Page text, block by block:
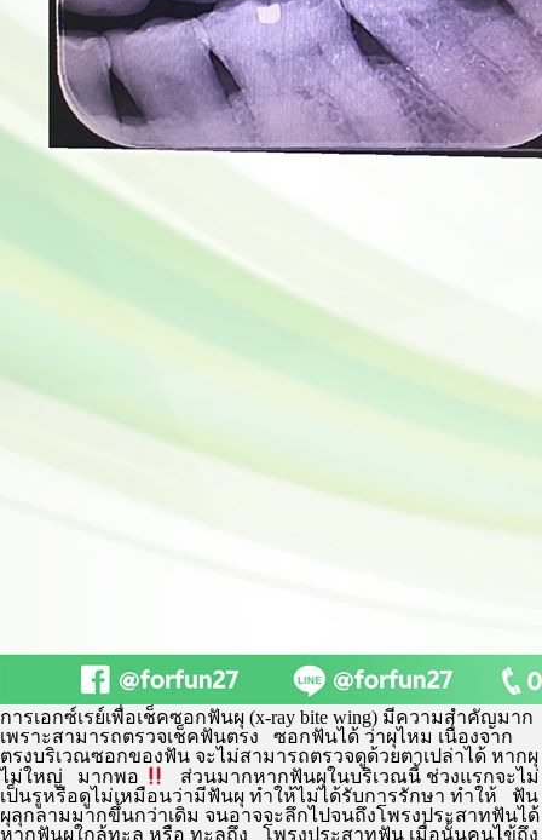
การเอกซ์เรย์เพื่อเช็คซอกฟันผุ (x-ray bite wing) มีความสำคัญมาก
เพราะสามารถตรวจเช็คฟันตรง ซอกฟันได้ ว่าผุไหม เนื่องจาก
ตรงบริเวณซอกของฟัน จะไม่สามารถตรวจดูด้วยตาเปล่าได้ หากผุ
ไม่ใหญ่ มากพอ
ส่วนมากหากฟันผุในบริเวณนี้ ช่วงแรกจะไม่
เป็นรูหรือดูไม่เหมือนว่ามีฟันผุ ทำให้ไม่ได้รับการรักษา ทำให้ ฟัน
ผุลุกลามมากขึ้นกว่าเดิม จนอาจจะลึกไปจนถึงโพรงประสาทฟันได้
หากฟันผุใกล้ทะลุ หรือ ทะลุถึง โพรงประสาทฟัน เมื่อนั้นคนไข้ถึง